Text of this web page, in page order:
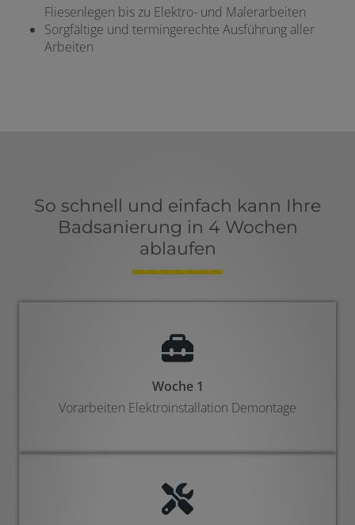
Fliesenlegen bis zu Elektro- und Malerarbeiten
Sorgfältige und termingerechte Ausführung aller
Arbeiten
So schnell und einfach kann Ihre
Badsanierung in 4 Wochen
ablaufen
Woche 1
Vorarbeiten Elektroinstallation Demontage